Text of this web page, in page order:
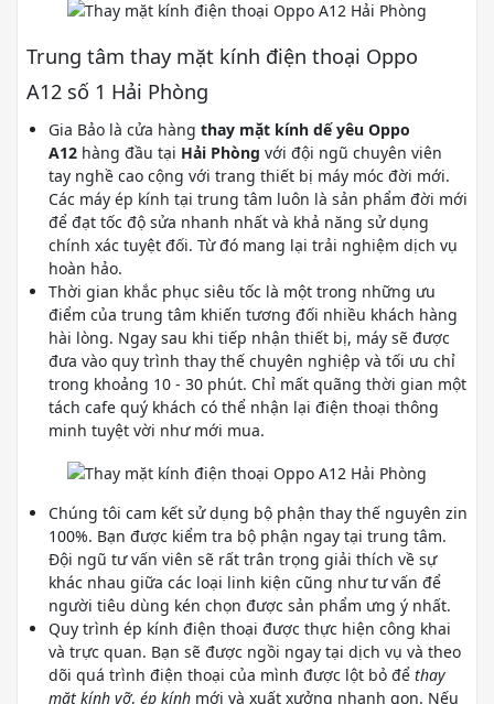
Trung tâm thay mặt kính điện thoại Oppo
A12 số 1 Hải Phòng
Gia Bảo là cửa hàng thay mặt kính dế yêu Oppo
A12 hàng đầu tại Hải Phòng với đội ngũ chuyên viên
tay nghề cao cộng với trang thiết bị máy móc đời mới.
Các máy ép kính tại trung tâm luôn là sản phẩm đời mới
để đạt tốc độ sửa nhanh nhất và khả năng sử dụng
chính xác tuyệt đối. Từ đó mang lại trải nghiệm dịch vụ
hoàn hảo.
Thời gian khắc phục siêu tốc là một trong những ưu
điểm của trung tâm khiến tương đối nhiều khách hàng
hài lòng. Ngay sau khi tiếp nhận thiết bị, máy sẽ được
đưa vào quy trình thay thế chuyên nghiệp và tối ưu chỉ
trong khoảng 10 - 30 phút. Chỉ mất quãng thời gian một
tách cafe quý khách có thể nhận lại điện thoại thông
minh tuyệt vời như mới mua.
Chúng tôi cam kết sử dụng bộ phận thay thế nguyên zin
100%. Bạn được kiểm tra bộ phận ngay tại trung tâm.
Đội ngũ tư vấn viên sẽ rất trân trọng giải thích về sự
khác nhau giữa các loại linh kiện cũng như tư vấn để
người tiêu dùng kén chọn được sản phẩm ưng ý nhất.
Quy trình ép kính điện thoại được thực hiện công khai
và trực quan. Bạn sẽ được ngồi ngay tại dịch vụ và theo
dõi quá trình điện thoại của mình được lột bỏ để thay
mặt kính vỡ, ép kính mới và xuất xưởng nhanh gọn. Nếu